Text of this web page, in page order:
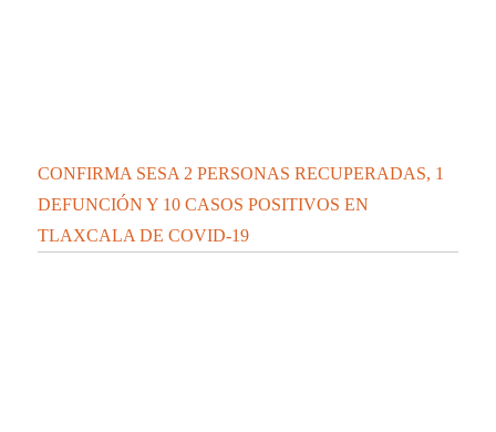
CONFIRMA SESA 2 PERSONAS RECUPERADAS, 1
DEFUNCIÓN Y 10 CASOS POSITIVOS EN
TLAXCALA DE COVID-19